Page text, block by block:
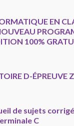
EN
100%
D-ÉPREUVE
de sujets
C